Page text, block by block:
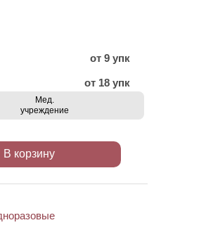
от 9 упк
от 18 упк
Мед.
учреждение
В корзину